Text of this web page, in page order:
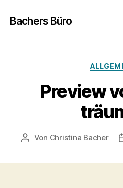
Bachers Büro
Preview
Beitragsautor
Von Christina Bacher